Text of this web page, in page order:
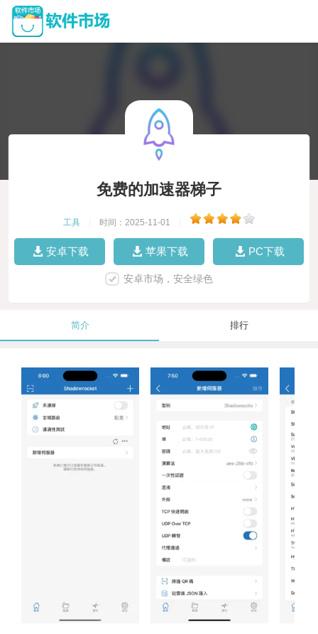
免费的加速器梯子
工具 时间：2025-11-01
安卓下载 苹果下载 PC下载
安卓市场，安全绿色
简介 排行